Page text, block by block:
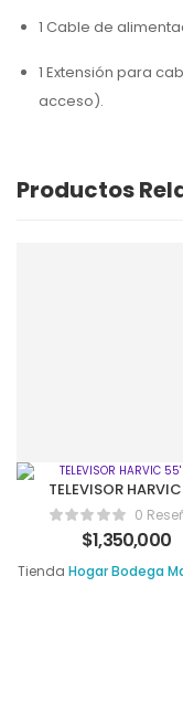
1 Cable de
1 Extensión para
acceso).
Productos
TELEVISOR HARVIC
TV-9
0
$1,350,000
Tienda Hogar Bodega